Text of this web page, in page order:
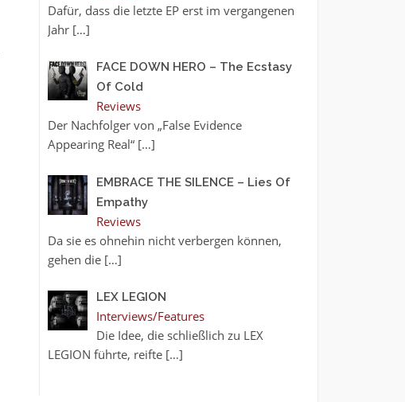
Dafür, dass die letzte EP erst im vergangenen
Jahr […]
FACE DOWN HERO – The Ecstasy
Of Cold
Reviews
Der Nachfolger von „False Evidence
Appearing Real“ […]
EMBRACE THE SILENCE – Lies Of
Empathy
Reviews
Da sie es ohnehin nicht verbergen können,
gehen die […]
LEX LEGION
Interviews/Features
Die Idee, die schließlich zu LEX
LEGION führte, reifte […]